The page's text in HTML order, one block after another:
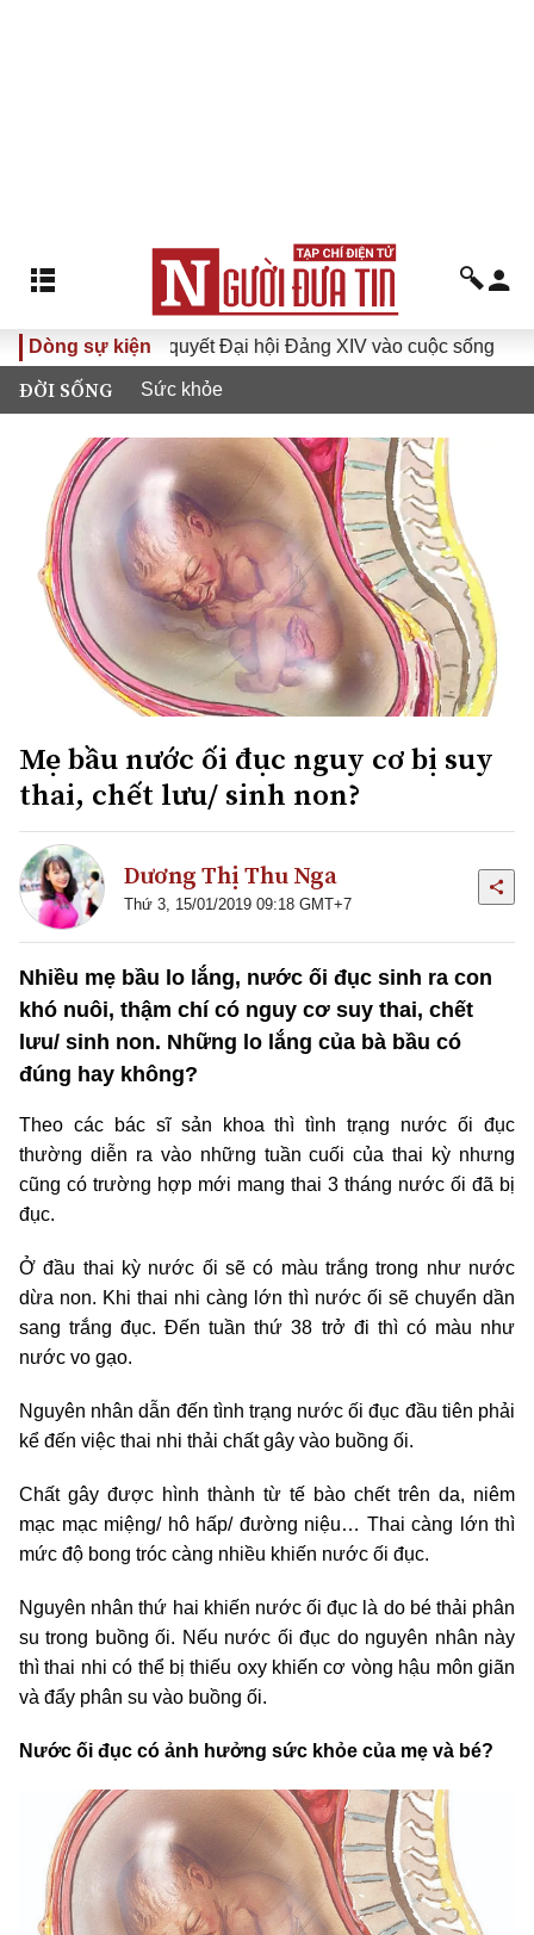
Dòng sự kiện
Đưa Nghị quyết Đại hội Đảng XIV vào cuộc sống Hướng
ĐỜI SỐNG Sức khỏe
Mẹ bầu nước ối đục nguy cơ bị suy
thai, chết lưu/ sinh non?
Dương Thị Thu Nga
Thứ 3, 15/01/2019 09:18 GMT+7
Nhiều mẹ bầu lo lắng, nước ối đục sinh ra con
khó nuôi, thậm chí có nguy cơ suy thai, chết
lưu/ sinh non. Những lo lắng của bà bầu có
đúng hay không?
Theo các bác sĩ sản khoa thì tình trạng nước ối đục
thường diễn ra vào những tuần cuối của thai kỳ nhưng
cũng có trường hợp mới mang thai 3 tháng nước ối đã bị
đục.
Ở đầu thai kỳ nước ối sẽ có màu trắng trong như nước
dừa non. Khi thai nhi càng lớn thì nước ối sẽ chuyển dần
sang trắng đục. Đến tuần thứ 38 trở đi thì có màu như
nước vo gạo.
Nguyên nhân dẫn đến tình trạng nước ối đục đầu tiên phải
kể đến việc thai nhi thải chất gây vào buồng ối.
Chất gây được hình thành từ tế bào chết trên da, niêm
mạc mạc miệng/ hô hấp/ đường niệu… Thai càng lớn thì
mức độ bong tróc càng nhiều khiến nước ối đục.
Nguyên nhân thứ hai khiến nước ối đục là do bé thải phân
su trong buồng ối. Nếu nước ối đục do nguyên nhân này
thì thai nhi có thể bị thiếu oxy khiến cơ vòng hậu môn giãn
và đẩy phân su vào buồng ối.
Nước ối đục có ảnh hưởng sức khỏe của mẹ và bé?